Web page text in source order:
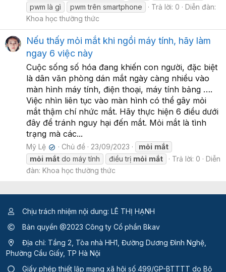
pwm là gì
pwm trên smartphone Trả lời: 0
Diễn đàn:
Khoa học thường thức
Nếu thấy mỏi mắt khi ngồi máy tính, hãy làm
ngay 6 việc này
Cuộc sống số hóa đang khiến con người, đặc biệt
là dân văn phòng dán mắt ngày càng nhiều vào
màn hình máy tính, điện thoại, máy tính bảng ….
Việc nhìn liên tục vào màn hình có thể gây mỏi
mắt thậm chí nhức mắt. Hãy thực hiện 6 điều dưới
đây để tránh nguy hại đến mắt. Mỏi mắt là tình
trạng mà các...
Mỹ Lệ ✔ Chủ đề 23/09/2023 mỏi mắt
mỏi mắt do máy tính điều trị mỏi mắt Trả lời: 0
Diễn
đàn: Khoa học thường thức
Chịu trách nhiệm nội dung: LÊ THỊ HẠNH
Bản quyền @2023 Công ty Cổ phần Bkav
Địa chỉ: Tầng 2, Tòa nhà HH1, Đường Dương Đình Nghệ,
Phường Cầu Giấy, TP Hà Nội
Giấy phép thiết lập mạng xã hội số 499/GP-BTTTT do Bộ